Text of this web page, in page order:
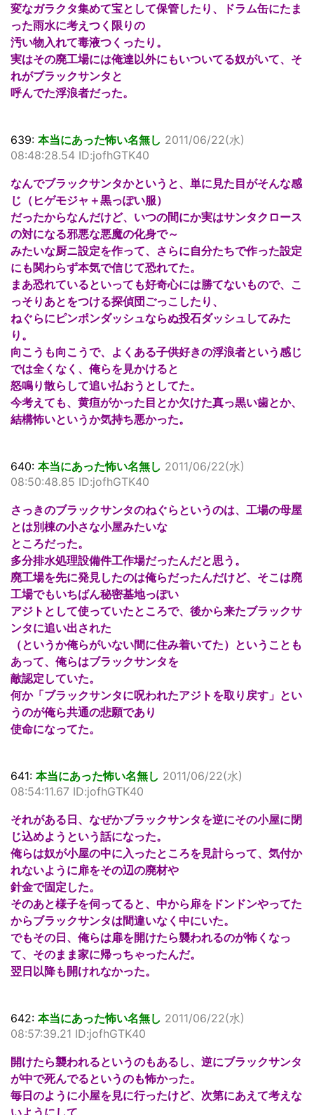
変なガラクタ集めて宝として保管したり、ドラム缶にたま
った雨水に考えつく限りの
汚い物入れて毒液つくったり。
実はその廃工場には俺達以外にもいついてる奴がいて、そ
れがブラックサンタと
呼んでた浮浪者だった。
639: 本当にあった怖い名無し 2011/06/22(水)
08:48:28.54 ID:jofhGTK40
なんでブラックサンタかというと、単に見た目がそんな感
じ（ヒゲモジャ＋黒っぽい服）
だったからなんだけど、いつの間にか実はサンタクロース
の対になる邪悪な悪魔の化身で～
みたいな厨ニ設定を作って、さらに自分たちで作った設定
にも関わらず本気で信じて恐れてた。
まあ恐れているといっても好奇心には勝てないもので、こ
っそりあとをつける探偵団ごっこしたり、
ねぐらにピンポンダッシュならぬ投石ダッシュしてみた
り。
向こうも向こうで、よくある子供好きの浮浪者という感じ
では全くなく、俺らを見かけると
怒鳴り散らして追い払おうとしてた。
今考えても、黄疸がかった目とか欠けた真っ黒い歯とか、
結構怖いというか気持ち悪かった。
640: 本当にあった怖い名無し 2011/06/22(水)
08:50:48.85 ID:jofhGTK40
さっきのブラックサンタのねぐらというのは、工場の母屋
とは別棟の小さな小屋みたいな
ところだった。
多分排水処理設備件工作場だったんだと思う。
廃工場を先に発見したのは俺らだったんだけど、そこは廃
工場でもいちばん秘密基地っぽい
アジトとして使っていたところで、後から来たブラックサ
ンタに追い出された
（というか俺らがいない間に住み着いてた）ということも
あって、俺らはブラックサンタを
敵認定していた。
何か「ブラックサンタに呪われたアジトを取り戻す」とい
うのが俺ら共通の悲願であり
使命になってた。
641: 本当にあった怖い名無し 2011/06/22(水)
08:54:11.67 ID:jofhGTK40
それがある日、なぜかブラックサンタを逆にその小屋に閉
じ込めようという話になった。
俺らは奴が小屋の中に入ったところを見計らって、気付か
れないように扉をその辺の廃材や
針金で固定した。
そのあと様子を伺ってると、中から扉をドンドンやってた
からブラックサンタは間違いなく中にいた。
でもその日、俺らは扉を開けたら襲われるのが怖くなっ
て、そのまま家に帰っちゃったんだ。
翌日以降も開けれなかった。
642: 本当にあった怖い名無し 2011/06/22(水)
08:57:39.21 ID:jofhGTK40
開けたら襲われるというのもあるし、逆にブラックサンタ
が中で死んでるというのも怖かった。
毎日のように小屋を見に行ったけど、次第にあえて考えな
いようにして、